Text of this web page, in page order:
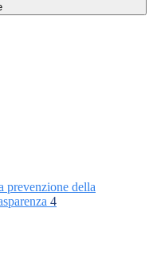
prevenzione della
4